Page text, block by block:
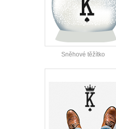
Sněhové těžítko